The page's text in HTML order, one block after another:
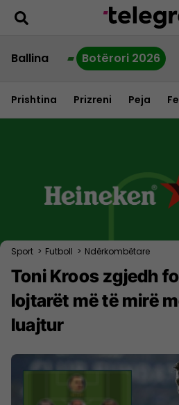
Ballina Botërori 2026
Prishtina Prizreni Peja
Sport > Futboll > Ndërkombëtare
Toni Kroos zgjedh
lojtarët më të mirë
luajtur